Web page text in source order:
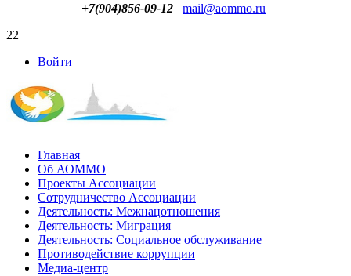
+7(904)856-09-12
mail@aommo.ru
22
Войти
Главная
Об АОММО
Проекты Ассоциации
Сотрудничество Ассоциации
Деятельность: Межнацотношения
Деятельность: Миграция
Деятельность: Социальное обслуживание
Противодействие коррупции
Медиа-центр